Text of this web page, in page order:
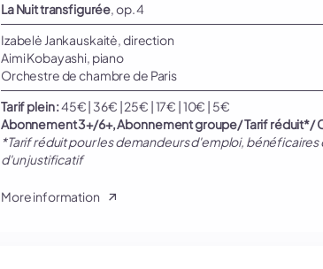
La Nuit transfigurée, op. 4
Izabelė Jankauskaitė, direction
Aimi Kobayashi, piano
Orchestre de chambre de Paris
Tarif plein :45€ | 36€ | 25€ | 17€ | 10€ | 5€
Abonnement 3+/6+, Abonnement groupe/ Tarif réduit*/
*Tarif réduit pour les demandeurs d'emploi, bénéficaires
d'un justificatif
More information